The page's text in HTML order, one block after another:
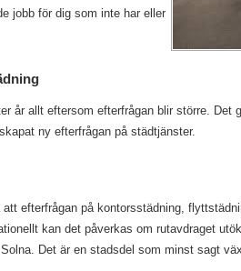
jobb för dig som inte har eller
år allt eftersom efterfrågan blir större. Det
ny efterfrågan på städtjänster.
efterfrågan på kontorsstädning,
kan det påverkas om rutavdraget
Det är en stadsdel som minst sagt